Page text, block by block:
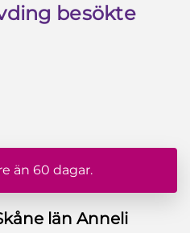
besökte
än 60 dagar.
län Anneli